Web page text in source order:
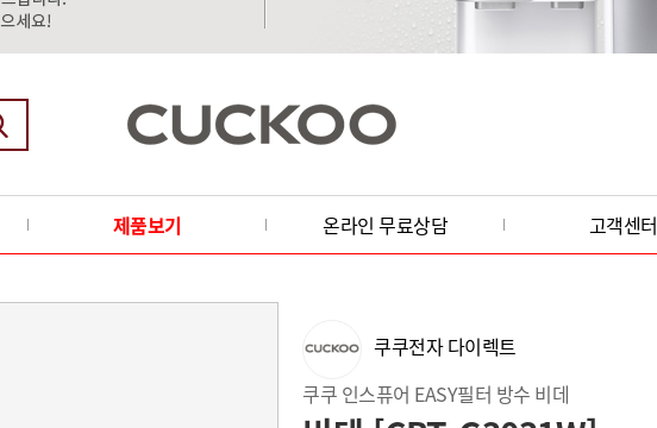
제품보기 온라인 무료상담 고객센터
쿠쿠전자 다이렉트
쿠쿠 인스퓨어 EASY필터 방수 비데